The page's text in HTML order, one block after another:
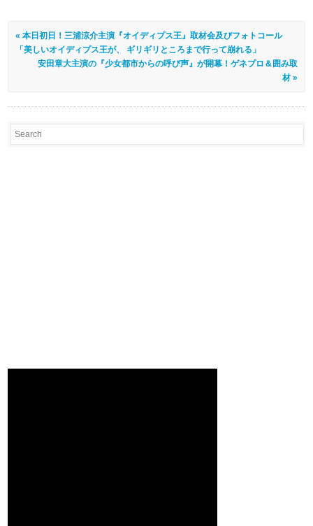
« 本日初日！三浦涼介主演『オイディプス王』取材会及びフォトコール
「美しいオイディプス王が、 ギリギリところまで行って崩れる」
安田章大主演の『少女都市からの呼び声』が開幕！ゲネプロ＆囲み取
材 »